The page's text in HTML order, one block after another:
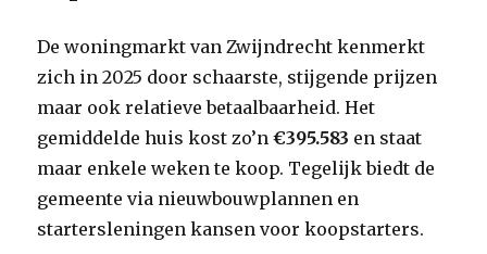
De woningmarkt van Zwijndrecht kenmerkt
zich in 2025 door schaarste, stijgende prijzen
maar ook relatieve betaalbaarheid. Het
gemiddelde huis kost zo’n€395.583 en staat
maar enkele weken te koop. Tegelijk biedt de
gemeente via nieuwbouwplannen en
startersleningen kansen voor koopstarters.